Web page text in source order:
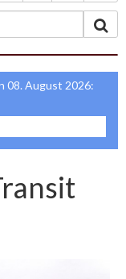
08. August 2026: